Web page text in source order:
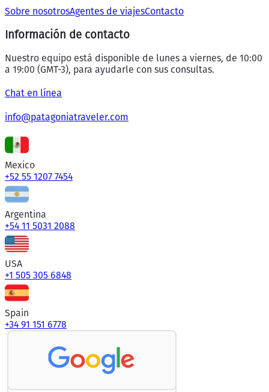
Sobre nosotrosAgentes de viajesContacto
Información de contacto
Nuestro equipo está disponible de lunes a viernes, de 10:00
a 19:00 (GMT-3), para ayudarle con sus consultas.
Chat en línea
info@patagoniatraveler.com
Mexico
+52 55 1207 7454
Argentina
+54 11 5031 2088
USA
+1 505 305 6848
Spain
+34 91 151 6778